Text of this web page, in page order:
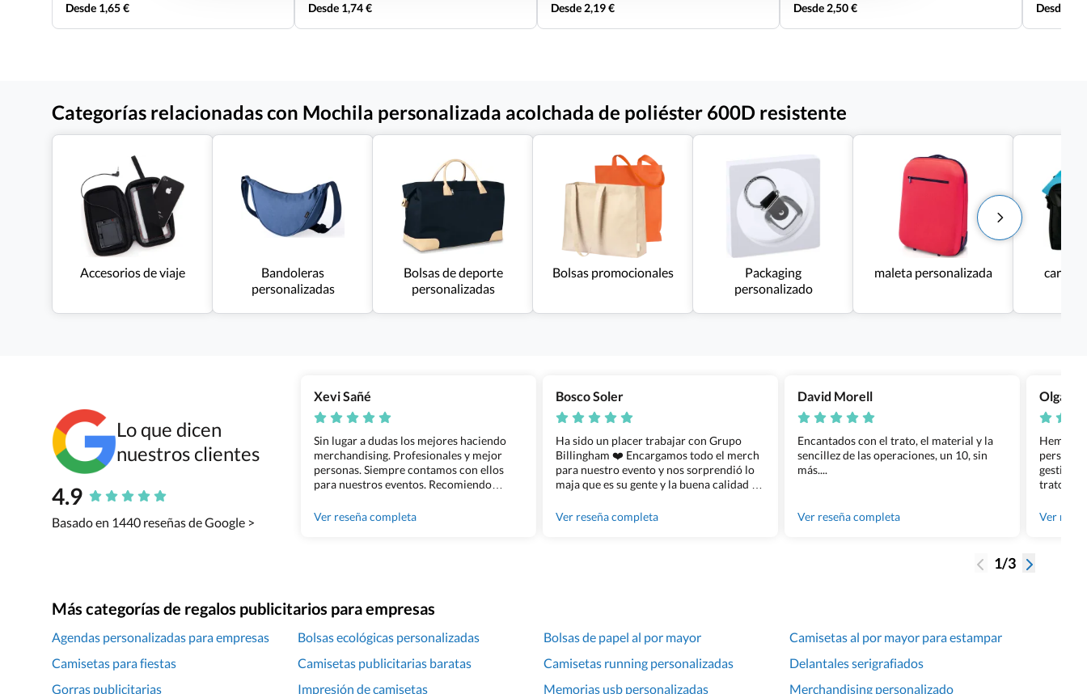
Desde 1,65 € Desde 1,74 € Desde 2,19 € Desde 2,50 € Desde
Categorías relacionadas con Mochila personalizada acolchada de poliéster 600D resistente
Accesorios de viaje
Bandoleras
personalizadas
Bolsas de deporte
personalizadas
Bolsas promocionales
Packaging
personalizado
maleta personalizada
Lo que dicen
nuestros clientes
4.9
Basado en 1440 reseñas de Google >
Xevi Sañé
Sin lugar a dudas los mejores haciendo
merchandising. Profesionales y mejor
personas. Siempre contamos con ellos
para nuestros eventos. Recomiendo
Ver reseña completa
Bosco Soler
Ha sido un placer trabajar con Grupo
Billingham ❤️ Encargamos todo el merch
para nuestro evento y nos sorprendió lo
maja que es su gente y la buena calidad de
100% recomendado!!
Ver reseña completa
David Morell
Encantados con el trato, el material y la
sencillez de las operaciones, un 10, sin
más....
Ver reseña completa
Olga
Hemos
gestión
trato
gente
Ver
1/3
Más categorías de regalos publicitarios para empresas
Agendas personalizadas para empresas Bolsas ecológicas personalizadas Bolsas de papel al por mayor
Camisetas al por mayor para estampar
Camisetas para fiestas
Camisetas publicitarias baratas Camisetas running personalizadas
Delantales serigrafiados
Gorras publicitarias
Impresión de camisetas Memorias usb personalizadas
Merchandising personalizado